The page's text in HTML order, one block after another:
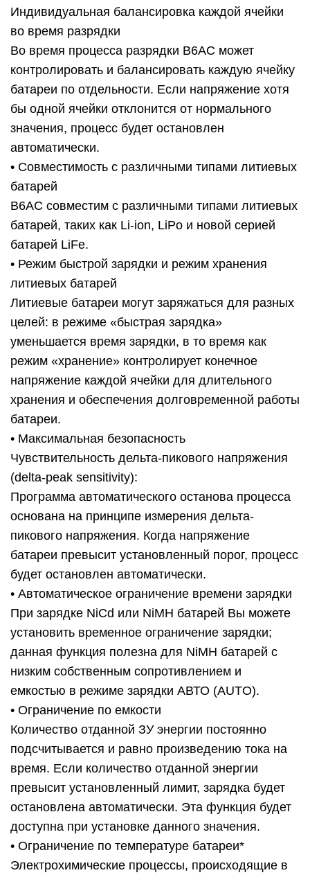
Индивидуальная балансировка каждой ячейки
во время разрядки
Во время процесса разрядки B6AC может
контролировать и балансировать каждую ячейку
батареи по отдельности. Если напряжение хотя
бы одной ячейки отклонится от нормального
значения, процесс будет остановлен
автоматически.
• Совместимость с различными типами литиевых
батарей
B6AC совместим с различными типами литиевых
батарей, таких как Li-ion, LiPo и новой серией
батарей LiFe.
• Режим быстрой зарядки и режим хранения
литиевых батарей
Литиевые батареи могут заряжаться для разных
целей: в режиме «быстрая зарядка»
уменьшается время зарядки, в то время как
режим «хранение» контролирует конечное
напряжение каждой ячейки для длительного
хранения и обеспечения долговременной работы
батареи.
• Максимальная безопасность
Чувствительность дельта-пикового напряжения
(delta-peak sensitivity):
Программа автоматического останова процесса
основана на принципе измерения дельта-
пикового напряжения. Когда напряжение
батареи превысит установленный порог, процесс
будет остановлен автоматически.
• Автоматическое ограничение времени зарядки
При зарядке NiCd или NiMH батарей Вы можете
установить временное ограничение зарядки;
данная функция полезна для NiMH батарей с
низким собственным сопротивлением и
емкостью в режиме зарядки АВТО (AUTO).
• Ограничение по емкости
Количество отданной ЗУ энергии постоянно
подсчитывается и равно произведению тока на
время. Если количество отданной энергии
превысит установленный лимит, зарядка будет
остановлена автоматически. Эта функция будет
доступна при установке данного значения.
• Ограничение по температуре батареи*
Электрохимические процессы, происходящие в